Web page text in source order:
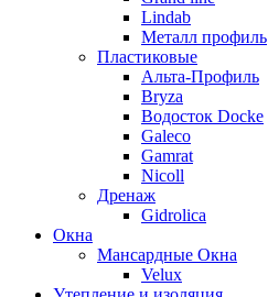
Lindab
Металл профиль
Пластиковые
Альта-Профиль
Bryza
Водосток Docke
Galeco
Gamrat
Nicoll
Дренаж
Gidrolica
Окна
Мансардные Окна
Velux